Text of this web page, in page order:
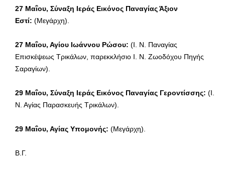
27 Μαΐου, Σύναξη Ιεράς Εικόνος Παναγίας Άξιον
Εστί: (Μεγάρχη).
27 Μαΐου, Αγίου Ιωάννου Ρώσου: (Ι. Ν. Παναγίας
Επισκέψεως Τρικάλων, παρεκκλήσιο Ι. Ν. Ζωοδόχου Πηγής
Σαραγίων).
29 Μαΐου, Σύναξη Ιεράς Εικόνος Παναγίας Γεροντίσσης: (Ι.
Ν. Αγίας Παρασκευής Τρικάλων).
29 Μαΐου, Αγίας Υπομονής: (Μεγάρχη).
Β.Γ.